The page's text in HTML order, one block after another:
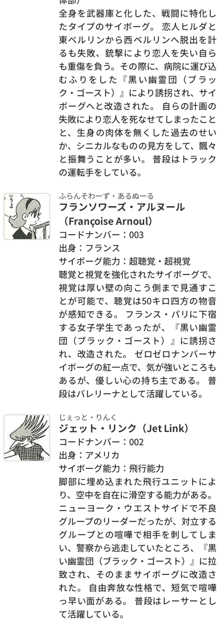
全身を武器庫と化した、戦闘に特化し
たタイプのサイボーグ。 恋人ヒルダと
東ベルリンから西ベルリンへ脱出を計
るも失敗、銃撃により恋人を失い自ら
も重傷を負う。その際に、病院に運び込
むふりをした『黒い幽霊団（ブラッ
ク・ゴースト）』により誘拐され、サイ
ボーグへと改造された。 自らの計画の
失敗により恋人を死なせてしまったこと
と、生身の肉体を無くした過去のせい
か、シニカルなものの見方をして、飄々
と振舞うことが多い。 普段はトラック
の運転手をしている。
ふらんそわーず・あるぬーる
フランソワーズ・アルヌール
（Françoise Arnoul）
コードナンバー：003
出身：フランス
サイボーグ能力：超聴覚・超視覚
聴覚と視覚を強化されたサイボーグで、
視覚は厚い壁の向こう側まで見通すこ
とが可能で、聴覚は50キロ四方の物音
が感知できる。 フランス・パリに下宿
する女子学生であったが、『黒い幽霊
団（ブラック・ゴースト）』に誘拐さ
れ、改造された。 ゼロゼロナンバーサ
イボーグの紅一点で、気が強いところも
あるが、優しい心の持ち主である。 普
段はバレリーナとして活躍している。
じぇっと・りんく
ジェット・リンク（Jet Link）
コードナンバー：002
出身：アメリカ
サイボーグ能力：飛行能力
脚部に埋め込まれた飛行ユニットによ
り、空中を自在に滑空する能力がある。
ニューヨーク・ウエストサイドで不良
グループのリーダーだったが、対立する
グループとの喧嘩で相手を刺してしま
い、警察から逃走していたところ、『黒
い幽霊団（ブラック・ゴースト）』に拉
致され、そのままサイボーグに改造さ
れた。 自由奔放な性格で、短気で喧嘩
っ早い面がある。 普段はレーサーとし
て活躍している。